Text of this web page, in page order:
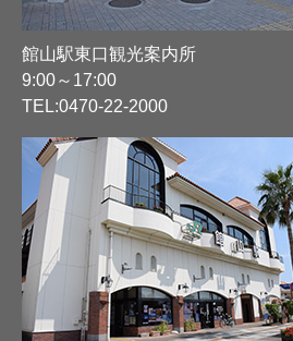
館山駅東口観光案内所
9:00～17:00
TEL:0470-22-2000